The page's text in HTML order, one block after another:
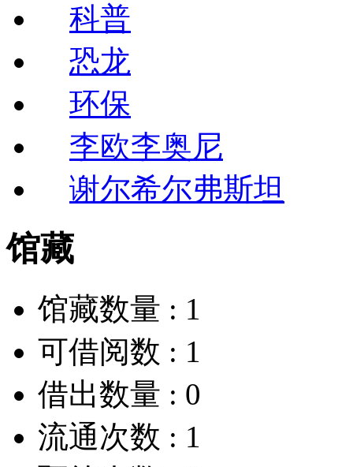
科普
恐龙
环保
李欧李奥尼
谢尔希尔弗斯坦
馆藏
馆藏数量 : 1
可借阅数 : 1
借出数量 : 0
流通次数 : 1